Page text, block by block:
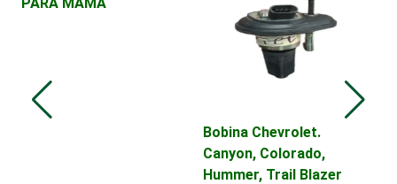
Conversiones AutomotricesBobina Chevrolet.
Canyon, Colorado,
Hummer, Trail Blazer